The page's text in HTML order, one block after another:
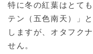
特に冬の紅葉はとて
テン（五色南天）」
しますが、オタフク
せん。